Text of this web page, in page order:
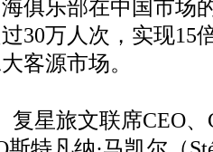
俱乐部在中国市场
30万人次，实现15
客源市场。
复星旅文联席CEO